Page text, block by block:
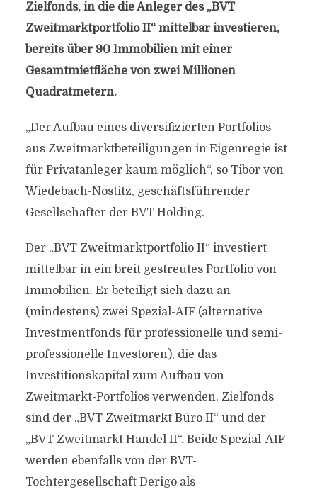
Zielfonds, in die die Anleger des „BVT
Zweitmarktportfolio II“ mittelbar investieren,
bereits über 90 Immobilien mit einer
Gesamtmietfläche von zwei Millionen
Quadratmetern.
„Der Aufbau eines diversifizierten Portfolios
aus Zweitmarktbeteiligungen in Eigenregie ist
für Privatanleger kaum möglich“, so Tibor von
Wiedebach-Nostitz, geschäftsführender
Gesellschafter der BVT Holding.
Der „BVT Zweitmarktportfolio II“ investiert
mittelbar in ein breit gestreutes Portfolio von
Immobilien. Er beteiligt sich dazu an
(mindestens) zwei Spezial-AIF (alternative
Investmentfonds für professionelle und semi-
professionelle Investoren), die das
Investitionskapital zum Aufbau von
Zweitmarkt-Portfolios verwenden. Zielfonds
sind der „BVT Zweitmarkt Büro II“ und der
„BVT Zweitmarkt Handel II“. Beide Spezial-AIF
werden ebenfalls von der BVT-
Tochtergesellschaft Derigo als